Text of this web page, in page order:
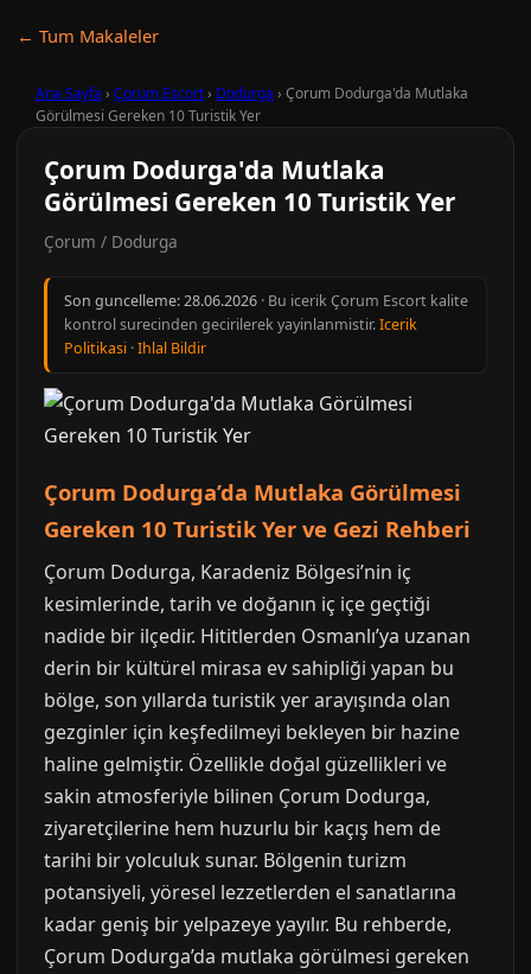
← Tum Makaleler
Ana Sayfa › Çorum Escort› Dodurga › Çorum Dodurga'da Mutlaka
Görülmesi Gereken 10 Turistik Yer
Çorum Dodurga'da Mutlaka
Görülmesi Gereken 10 Turistik Yer
Çorum / Dodurga
Son guncelleme:28.06.2026 · Bu icerik Çorum Escort kalite
kontrol surecinden gecirilerek yayinlanmistir.Icerik
Politikasi ·Ihlal Bildir
Çorum Dodurga’da Mutlaka Görülmesi
Gereken 10 Turistik Yer ve Gezi Rehberi
Çorum Dodurga, Karadeniz Bölgesi’nin iç
kesimlerinde, tarih ve doğanın iç içe geçtiği
nadide bir ilçedir. Hititlerden Osmanlı’ya uzanan
derin bir kültürel mirasa ev sahipliği yapan bu
bölge, son yıllarda turistik yer arayışında olan
gezginler için keşfedilmeyi bekleyen bir hazine
haline gelmiştir. Özellikle doğal güzellikleri ve
sakin atmosferiyle bilinen Çorum Dodurga,
ziyaretçilerine hem huzurlu bir kaçış hem de
tarihi bir yolculuk sunar. Bölgenin turizm
potansiyeli, yöresel lezzetlerden el sanatlarına
kadar geniş bir yelpazeye yayılır. Bu rehberde,
Çorum Dodurga’da mutlaka görülmesi gereken